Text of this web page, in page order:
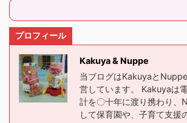
プロフィール
Kakuya & Nuppe
当ブログはKakuyaと
営しています。 Kakuyaは
計を〇十年に渡り携わり、
して保育園や、子育て支援